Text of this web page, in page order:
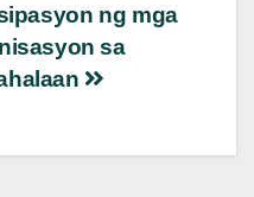
ng mga
sa